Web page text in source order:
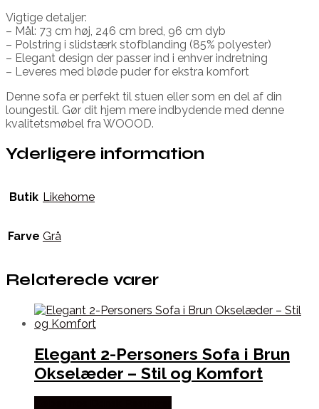
Vigtige detaljer:
– Mål: 73 cm høj, 246 cm bred, 96 cm dyb
– Polstring i slidstærk stofblanding (85% polyester)
– Elegant design der passer ind i enhver indretning
– Leveres med bløde puder for ekstra komfort
Denne sofa er perfekt til stuen eller som en del af din
loungestil. Gør dit hjem mere indbydende med denne
kvalitetsmøbel fra WOOOD.
Yderligere information
Butik Likehome
Farve Grå
Relaterede varer
Elegant 2-Personers Sofa i Brun
Okselæder – Stil og Komfort